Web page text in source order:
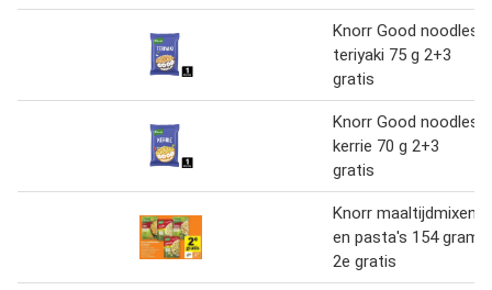
Knorr Good noodles
teriyaki 75 g 2+3
gratis
Knorr Good noodles
kerrie 70 g 2+3
gratis
Knorr maaltijdmixen
en pasta's 154 gram
2e gratis